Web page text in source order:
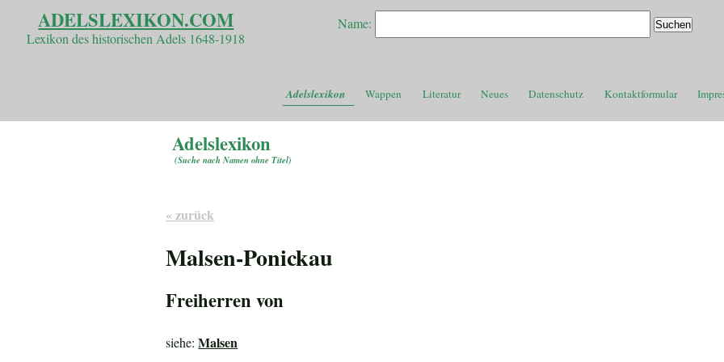
ADELSLEXIKON.COM
Lexikon des historischen Adels 1648-1918
Name:
Adelslexikon Wappen Literatur Neues Datenschutz Kontaktformular
Adelslexikon
(Suche nach Namen ohne Titel)
« zurück
Malsen-Ponickau
Freiherren von
siehe:Malsen